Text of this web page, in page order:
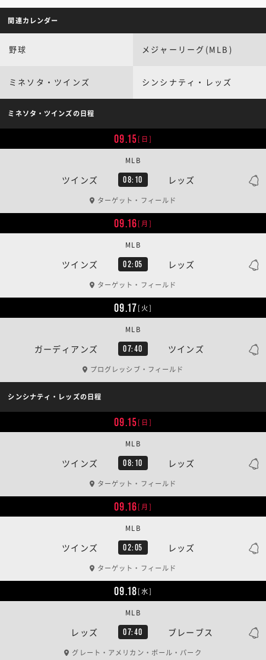
関連カレンダー
野球 メジャーリーグ(MLB)
ミネソタ・ツインズ シンシナティ・レッズ
ミネソタ・ツインズの日程
09.15[日]
ツインズ 08:10 レッズ
MLB
ターゲット・フィールド
09.16[月]
ツインズ 02:05 レッズ
MLB
ターゲット・フィールド
09.17[火]
ガーディアンズ 07:40 ツインズ
MLB
プログレッシブ・フィールド
シンシナティ・レッズの日程
09.15[日]
ツインズ 08:10 レッズ
MLB
ターゲット・フィールド
09.16[月]
ツインズ 02:05 レッズ
MLB
ターゲット・フィールド
09.18[水]
レッズ 07:40 ブレーブス
MLB
グレート・アメリカン・ボール・パーク